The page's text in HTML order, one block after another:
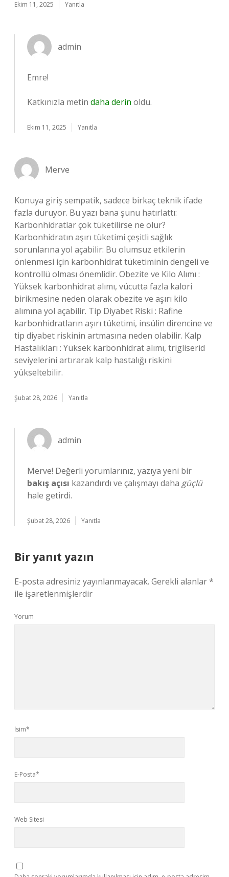
Ekim 11, 2025 Yanıtla
admin
Emre!
Katkınızla metin daha derin oldu.
Ekim 11, 2025 Yanıtla
Merve
Konuya giriş sempatik, sadece birkaç teknik ifade
fazla duruyor. Bu yazı bana şunu hatırlattı:
Karbonhidratlar çok tüketilirse ne olur?
Karbonhidratın aşırı tüketimi çeşitli sağlık
sorunlarına yol açabilir: Bu olumsuz etkilerin
önlenmesi için karbonhidrat tüketiminin dengeli ve
kontrollü olması önemlidir. Obezite ve Kilo Alımı :
Yüksek karbonhidrat alımı, vücutta fazla kalori
birikmesine neden olarak obezite ve aşırı kilo
alımına yol açabilir. Tip Diyabet Riski : Rafine
karbonhidratların aşırı tüketimi, insülin direncine ve
tip diyabet riskinin artmasına neden olabilir. Kalp
Hastalıkları : Yüksek karbonhidrat alımı, trigliserid
seviyelerini artırarak kalp hastalığı riskini
yükseltebilir.
Şubat 28, 2026 Yanıtla
admin
Merve! Değerli yorumlarınız, yazıya yeni bir
bakış açısı kazandırdı ve çalışmayı daha güçlü
hale getirdi.
Şubat 28, 2026 Yanıtla
Bir yanıt yazın
E-posta adresiniz yayınlanmayacak. Gerekli alanlar*
ile işaretlenmişlerdir
Yorum
İsim*
E-Posta*
Web Sitesi